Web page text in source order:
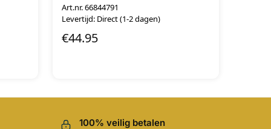
Art.nr. 66844791
Levertijd: Direct (1-2 dagen)
€44.95
100% veilig betalen